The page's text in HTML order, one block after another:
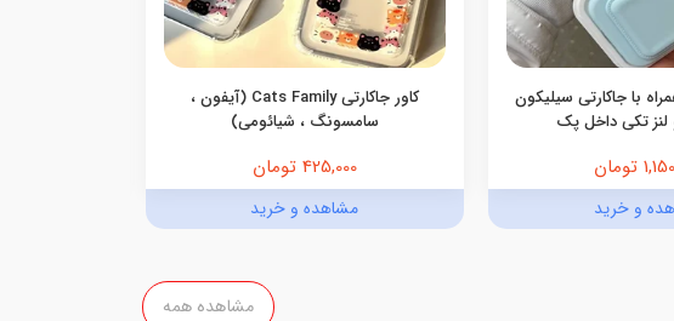
با جاکارتی سیلیکون
تکی داخل پک
تومان
و خرید
کاور جاکارتی Cats Family (آیفون ،
سامسونگ ، شیائومی)
425,000 تومان
مشاهده و خرید
مشاهده همه